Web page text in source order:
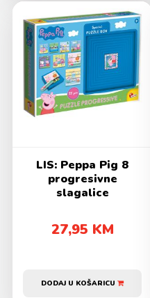
LIS: Peppa Pig 8
progresivne
slagalice
27,95 KM
DODAJ U KOŠARICU